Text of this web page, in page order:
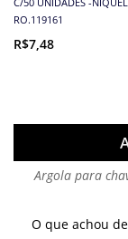
RO.119161
R$7,48
Argola para
O que achou